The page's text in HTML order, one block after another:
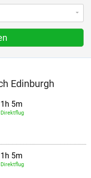
Edinburgh
1h 5m
Direktflug
1h 5m
Direktflug